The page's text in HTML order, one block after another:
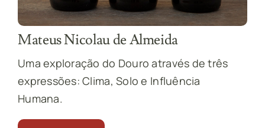
Mateus Nicolau de Almeida
Uma exploração do Douro através de três
expressões: Clima, Solo e Influência
Humana.